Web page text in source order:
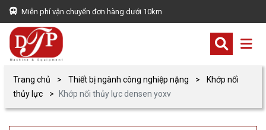
Miễn phí vận chuyển đơn hàng dưới 10km
Trang chủ Thiết bị ngành công nghiệp nặng
Khớp nối
thủy lực
Khớp nối thủy lực densen yoxv